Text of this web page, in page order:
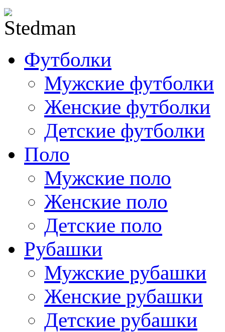
Футболки
Мужские футболки
Женские футболки
Детские футболки
Поло
Мужские поло
Женские поло
Детские поло
Рубашки
Мужские рубашки
Женские рубашки
Детские рубашки